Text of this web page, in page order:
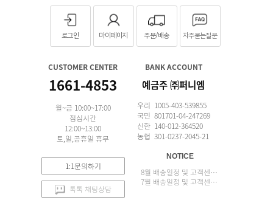
로그인 마이페이지 주문/배송 자주묻는질문
CUSTOMER CENTER
1661-4853
월~금 10:00~17:00
점심시간
12:00~13:00
토,일,공휴일 휴무
1:1문의하기
톡톡 채팅상담
BANK ACCOUNT
예금주 ㈜퍼니엠
우리 1005-403-539855
국민 801701-04-247269
신한 140-012-364520
농협 301-0237-2045-21
NOTICE
8월 배송일정 및 고객센터 업무 안내
7월 배송일정 및 고객센터 업무 안내